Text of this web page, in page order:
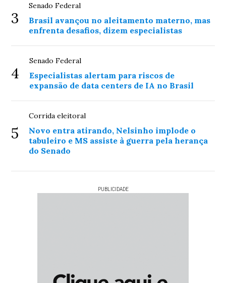
3
Senado Federal
Brasil avançou no aleitamento materno, mas
enfrenta desafios, dizem especialistas
4
Senado Federal
Especialistas alertam para riscos de
expansão de data centers de IA no Brasil
5
Corrida eleitoral
Novo entra atirando, Nelsinho implode o
tabuleiro e MS assiste à guerra pela herança
do Senado
PUBLICIDADE